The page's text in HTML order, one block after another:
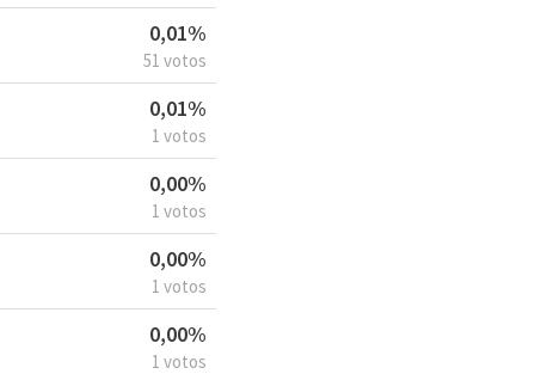
0,01%
51 votos
0,01%
1 votos
0,00%
1 votos
0,00%
1 votos
0,00%
1 votos